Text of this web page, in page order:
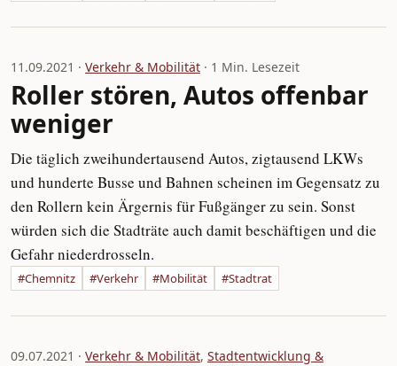
11.09.2021 · Verkehr & Mobilität · 1 Min. Lesezeit
Roller stören, Autos offenbar
weniger
Die täglich zweihundertausend Autos, zigtausend LKWs
und hunderte Busse und Bahnen scheinen im Gegensatz zu
den Rollern kein Ärgernis für Fußgänger zu sein. Sonst
würden sich die Stadträte auch damit beschäftigen und die
Gefahr niederdrosseln.
#Chemnitz #Verkehr #Mobilität #Stadtrat
09.07.2021 · Verkehr & Mobilität, Stadtentwicklung &